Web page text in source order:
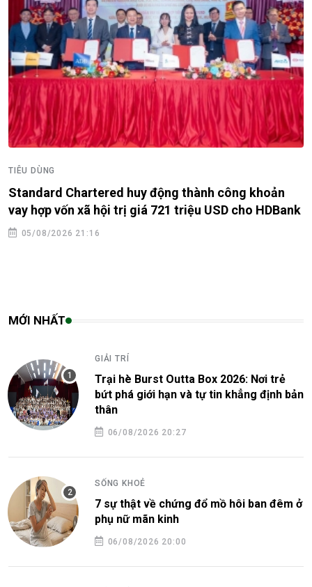
TIÊU DÙNG
Standard Chartered huy động thành công khoản
vay hợp vốn xã hội trị giá 721 triệu USD cho HDBank
05/08/2026 21:16
MỚI NHẤT
GIẢI TRÍ
Trại hè Burst Outta Box 2026: Nơi trẻ
bứt phá giới hạn và tự tin khẳng định bản
thân
06/08/2026 20:27
SỐNG KHOẺ
7 sự thật về chứng đổ mồ hôi ban đêm ở
phụ nữ mãn kinh
06/08/2026 20:00